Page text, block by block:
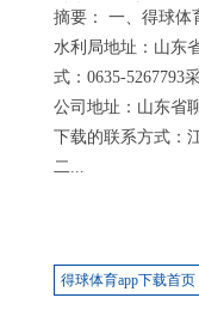
编制项目竞争性
摘要： 一、得球体
水利局地址：山东
式：0635-5267793
公司地址：山东省
下载的联系方式：
二...
得球体育app下载首页